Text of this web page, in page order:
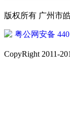
版权所有 广州市
粤公网安备
CopyRight 2011-